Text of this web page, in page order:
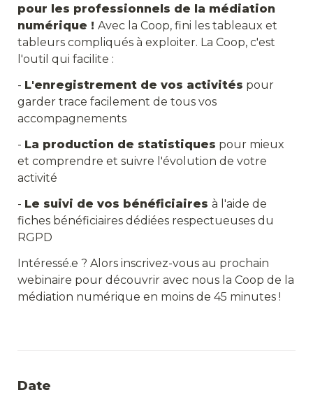
pour les professionnels de la médiation
numérique ! Avec la Coop, fini les tableaux et
tableurs compliqués à exploiter. La Coop, c'est
l'outil qui facilite :
- L'enregistrement de vos activités pour
garder trace facilement de tous vos
accompagnements
- La production de statistiques pour mieux
et comprendre et suivre l'évolution de votre
activité
- Le suivi de vos bénéficiaires à l'aide de
fiches bénéficiaires dédiées respectueuses du
RGPD
Intéressé.e ? Alors inscrivez-vous au prochain
webinaire pour découvrir avec nous la Coop de la
médiation numérique en moins de 45 minutes !
Date